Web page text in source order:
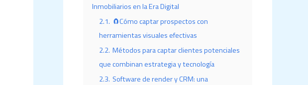
Inmobiliarios en la Era Digital
2.1. 🧲Cómo captar prospectos con
herramientas visuales efectivas
2.2. Métodos para captar clientes potenciales
que combinan estrategia y tecnología
2.3. Software de render y CRM: una